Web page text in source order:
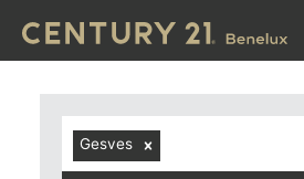
Gesves